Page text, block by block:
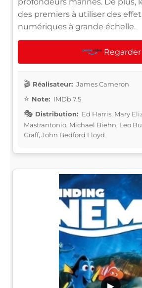
des premiers à utiliser des
numériques à grande échelle.
Regarder
Réalisateur: James Cameron
Note: IMDb 7.5
Distribution: Ed Harris, Mary
Mastrantonio, Michael Biehn, Leo
Graff, John Bedford Lloyd